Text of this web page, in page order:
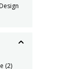
(2)